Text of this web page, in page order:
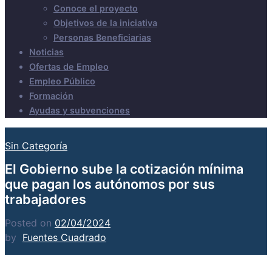
Conoce el proyecto
Objetivos de la iniciativa
Personas Beneficiarias
Noticias
Ofertas de Empleo
Empleo Público
Formación
Ayudas y subvenciones
Sin Categoría
El Gobierno sube la cotización mínima
que pagan los autónomos por sus
trabajadores
Posted on 02/04/2024
by Fuentes Cuadrado